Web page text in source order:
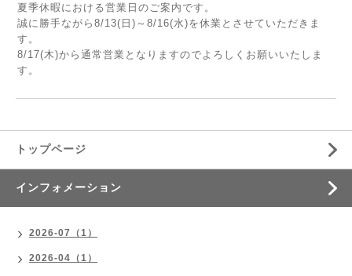
夏季休暇における営業日のご案内です。
誠に勝手ながら8/13(日)～8/16(水)を休業とさせていただきま
す。
8/17(木)から通常営業となりますのでよろしくお願いいたしま
す。
トップページ
インフォメーション
2026-07（1）
2026-04（1）